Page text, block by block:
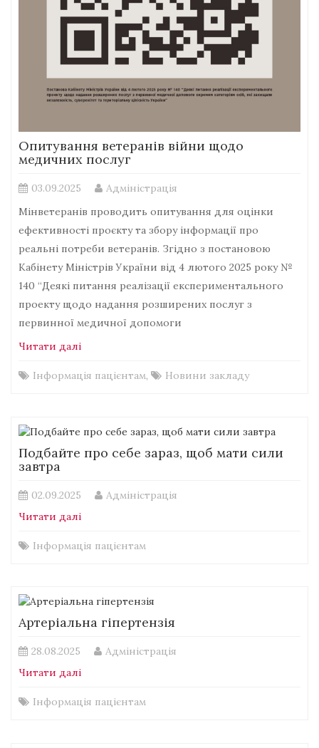
Опитування ветеранів війни щодо
медичних послуг
03.09.2025
Адміністрація
Мінветеранів проводить опитування для оцінки
ефективності проєкту та збору інформації про
реальні потреби ветеранів. Згідно з постановою
Кабінету Міністрів України від 4 лютого 2025 року №
140 “Деякі питання реалізації експериментального
проекту щодо надання розширених послуг з
первинної медичної допомоги
Читати далі
Інформація пацієнтам, Новини закладу
Подбайте про себе зараз, щоб мати сили
завтра
02.09.2025
Адміністрація
Читати далі
Інформація пацієнтам
Артеріальна гіпертензія
28.08.2025
Адміністрація
Читати далі
Інформація пацієнтам